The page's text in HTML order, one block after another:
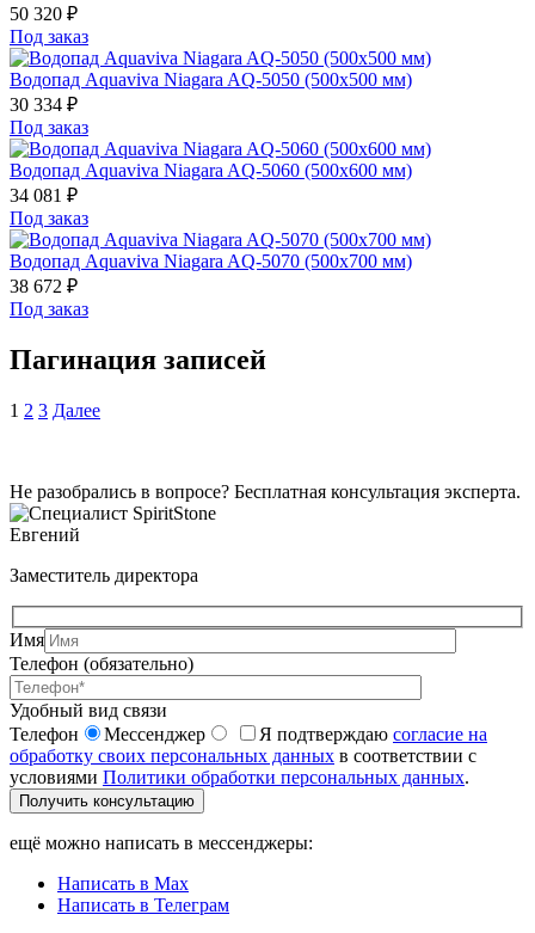
50 320 ₽
Под заказ
Водопад Aquaviva Niagara AQ-5050 (500х500 мм)
30 334 ₽
Под заказ
Водопад Aquaviva Niagara AQ-5060 (500х600 мм)
34 081 ₽
Под заказ
Водопад Aquaviva Niagara AQ-5070 (500х700 мм)
38 672 ₽
Под заказ
Пагинация записей
1 2 3 Далее
Не разобрались в вопросе? Бесплатная консультация эксперта.
Евгений
Заместитель директора
Имя
Телефон (обязательно)
Удобный вид связи
Телефон
Мессенджер Я подтверждаю согласие на
обработку своих персональных данных в соответствии с
условиями Политики обработки персональных данных.
Получить консультацию
ещё можно написать в мессенджеры:
Написать в Max
Написать в Телеграм